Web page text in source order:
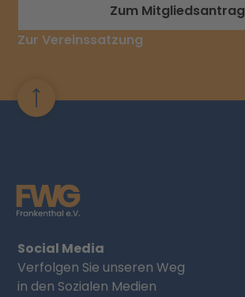
Zum Mitgliedsantrag
Zur Vereinssatzung
Social Media
Verfolgen Sie unseren Weg
in den Sozialen Medien